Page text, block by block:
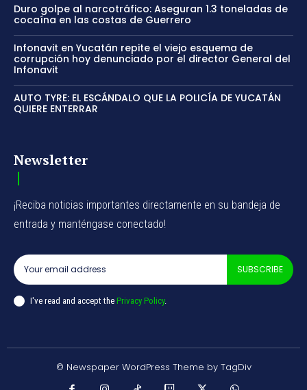
Duro golpe al narcotráfico: Aseguran 1.3 toneladas de
cocaína en las costas de Guerrero
Infonavit en Yucatán repite el viejo esquema de
corrupción hoy denunciado por el director General del
Infonavit
AUTO TYRE: EL ESCÁNDALO QUE LA POLICÍA DE YUCATÁN
QUIERE ENTERRAR
Newsletter
¡Reciba noticias importantes directamente en su bandeja de
entrada y manténgase conectado!
SUBSCRIBE
I've read and accept the Privacy Policy.
© Newspaper WordPress Theme by TagDiv